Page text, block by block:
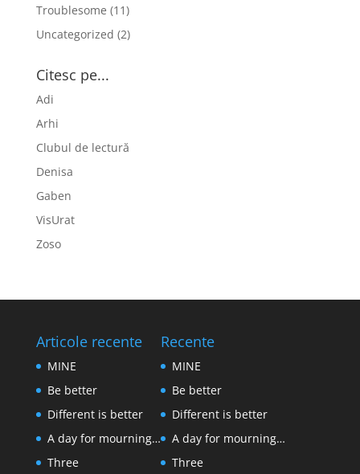
Troublesome (11)
Uncategorized (2)
Citesc pe...
Adi
Arhi
Clubul de lectură
Denisa
Gaben
VisUrat
Zoso
Articole recente
MINE
Be better
Different is better
A day for mourning…
Three
Recente
MINE
Be better
Different is better
A day for mourning…
Three